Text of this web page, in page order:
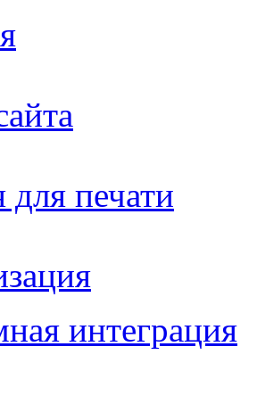
для печати
интеграция